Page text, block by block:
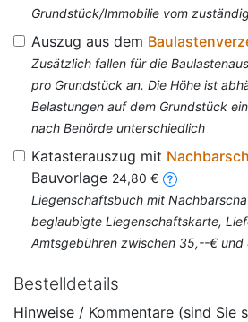
Grundstück/Immobilie vom
Auszug aus dem
Zusätzlich fallen für die
pro Grundstück an. Die Höhe ist
Belastungen auf dem Grundstück
nach Behörde unterschiedlich
Katasterauszug mit
Bauvorlage 24,80 €
Liegenschaftsbuch mit
beglaubigte Liegenschaftskarte,
Amtsgebühren zwischen 35,--€
Bestelldetails
Hinweise / Kommentare (sind Sie